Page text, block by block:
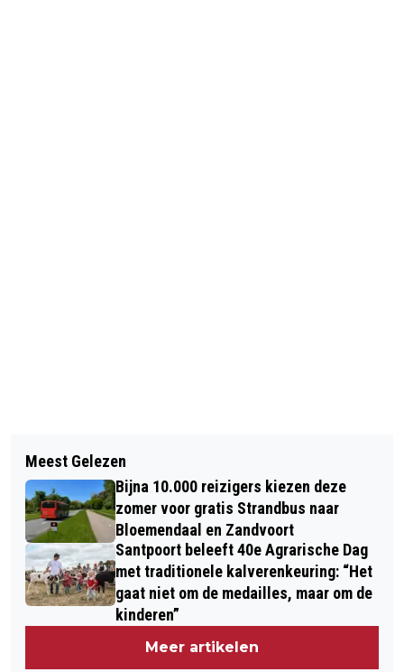
ZEER GROTE BRAND IN
PAINTBALLCENTRUM HILLEGOM
OPHEFFEN LOCKDOWN GOEDE STAP,
NU DOORPAKKEN VOOR
NACHTHORECA
Meest Gelezen
Bijna 10.000 reizigers kiezen deze
zomer voor gratis Strandbus naar
Bloemendaal en Zandvoort
Santpoort beleeft 40e Agrarische Dag
met traditionele kalverenkeuring: “Het
gaat niet om de medailles, maar om de
kinderen”
Meer artikelen